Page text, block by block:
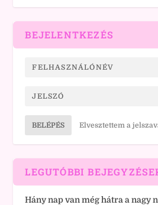
BEJELENTKEZÉS
BELÉPÉS Elvesztettem a
LEGUTÓBBI
Hány nap van még hátra a nagy